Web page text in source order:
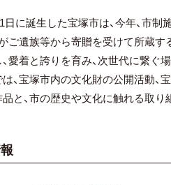
日に誕生した宝塚市は、今年、市制
ご遺族等から寄贈を受けて所蔵
愛着と誇りを育み、次世代に繋ぐ
、宝塚市内の文化財の公開活動、
と、市の歴史や文化に触れる取